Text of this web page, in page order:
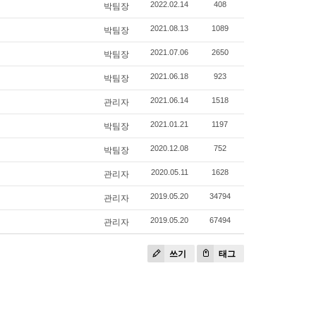
박팀장 2022.02.14 408
박팀장 2021.08.13 1089
박팀장 2021.07.06 2650
박팀장 2021.06.18 923
관리자 2021.06.14 1518
박팀장 2021.01.21 1197
박팀장 2020.12.08 752
관리자 2020.05.11 1628
관리자 2019.05.20 34794
관리자 2019.05.20 67494
쓰기 태그